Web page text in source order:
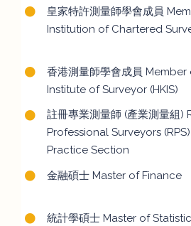
皇家特許測量師學會成員
Institution of Chartered
香港測量師學會成員
Institute of Surveyor (HKIS)
註冊專業測量師 (產業測量組)
Professional Surveyors
Practice Section
金融碩士 Master of Finance
統計學碩士 Master of